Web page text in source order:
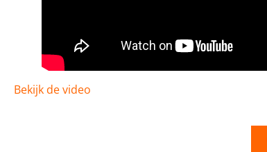
Bekijk de video